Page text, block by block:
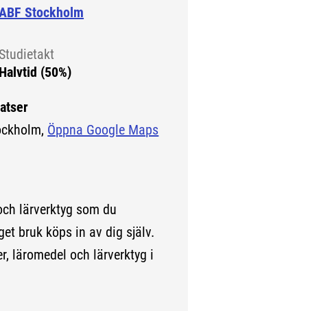
Stockholm
Studietakt
Halvtid (50%)
Öppna Google Maps
lärverktyg som du
bruk köps in av dig själv.
läromedel och lärverktyg i